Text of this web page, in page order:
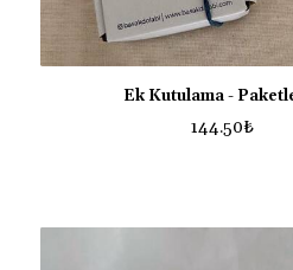
Ek Kutulama -
144.50₺